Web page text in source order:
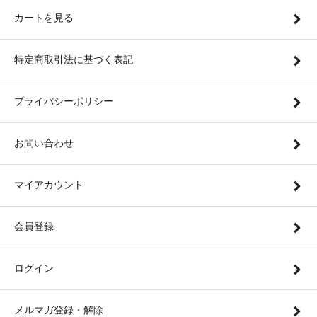
カートを見る
特定商取引法に基づく表記
プライバシーポリシー
お問い合わせ
マイアカウント
会員登録
ログイン
メルマガ登録・解除